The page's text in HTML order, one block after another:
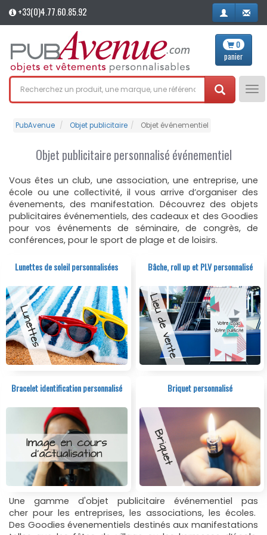
+33(0)4.77.60.85.92
0
panier
PubAvenue Objet publicitaire Objet événementiel
Objet publicitaire personnalisé événementiel
Vous êtes un club, une association, une entreprise, une
école ou une collectivité, il vous arrive d’organiser des
évenements, des manifestation. Découvrez des objets
publicitaires événementiels, des cadeaux et des Goodies
pour vos événements de séminaire, de congrès, de
conférences, pour le sport de plage et de loisirs.
Lunettes de soleil personnalisées Bâche, roll up et PLV personnalisé
Bracelet identification personnalisé Briquet personnalisé
Une gamme d'objet publicitaire événementiel pas
cher pour les entreprises, les associations, les écoles.
Des Goodies évenementiels destinés aux manifestations